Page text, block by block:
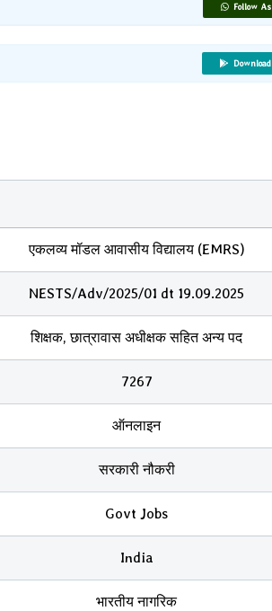
Follow As
Download
एकलव्य मॉडल आवासीय विद्यालय (EMRS)
NESTS/Adv/2025/01 dt 19.09.2025
शिक्षक, छात्रावास अधीक्षक सहित अन्य पद
7267
ऑनलाइन
सरकारी नौकरी
Govt Jobs
India
भारतीय नागरिक